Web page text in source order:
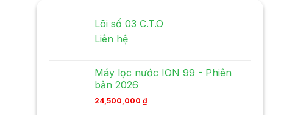
Lõi số 03 C.T.O
Liên hệ
Máy lọc nước ION 99 - Phiên
bản 2026
24,500,000 ₫